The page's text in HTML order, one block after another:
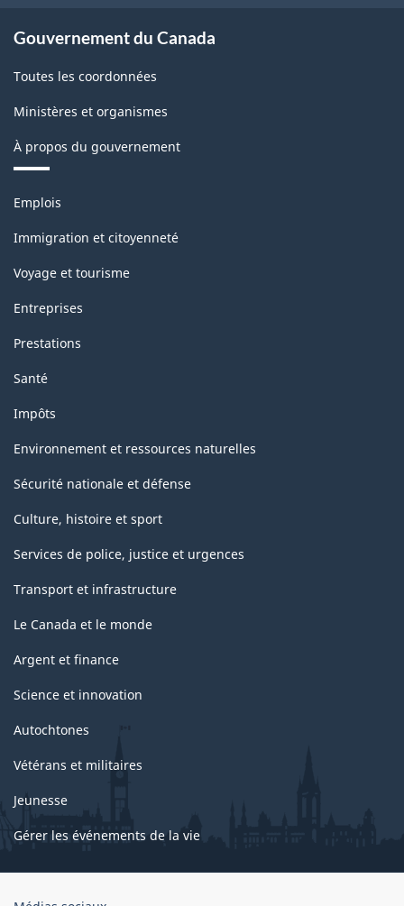
Gouvernement du Canada
Toutes les coordonnées
Ministères et organismes
À propos du gouvernement
Thèmes
sujets
Emplois
Immigration et citoyenneté
Voyage et tourisme
Entreprises
Prestations
Santé
Impôts
Environnement et ressources naturelles
Sécurité nationale et défense
Culture, histoire et sport
Services de police, justice et urgences
Transport et infrastructure
Le Canada et le monde
Argent et finance
Science et innovation
Autochtones
Vétérans et militaires
Jeunesse
Gérer les événements de la vie